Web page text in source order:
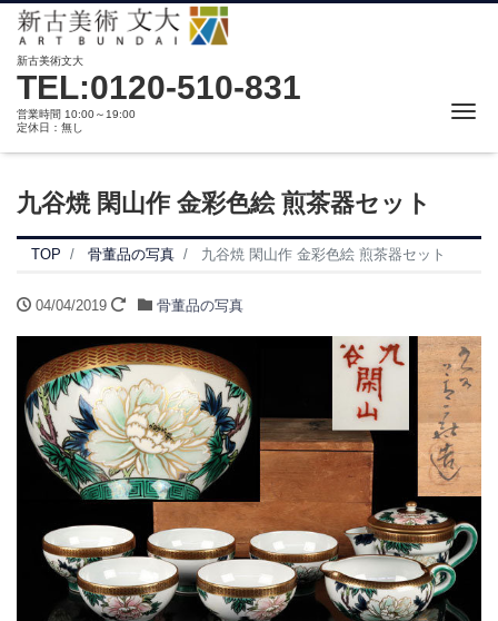
新古美術文大
TEL:0120-510-831
営業時間 10:00～19:00
定休日：無し
九谷焼 閑山作 金彩色絵 煎茶器セット
TOP 骨董品の写真 九谷焼 閑山作 金彩色絵 煎茶器セット
04/04/2019 骨董品の写真